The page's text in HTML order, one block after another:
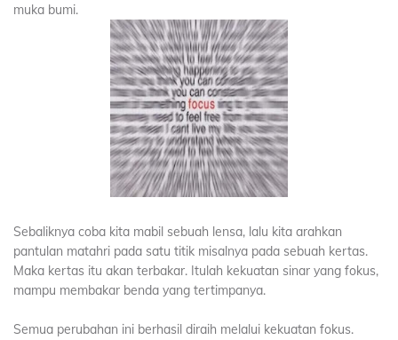
muka bumi.
Sebaliknya coba kita mabil sebuah lensa, lalu kita arahkan
pantulan matahri pada satu titik misalnya pada sebuah kertas.
Maka kertas itu akan terbakar. Itulah kekuatan sinar yang fokus,
mampu membakar benda yang tertimpanya.
Semua perubahan ini berhasil diraih melalui kekuatan fokus.